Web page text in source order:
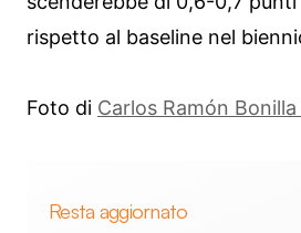
rispetto al baseline nel
Foto di Carlos Ramón
Resta aggiornato